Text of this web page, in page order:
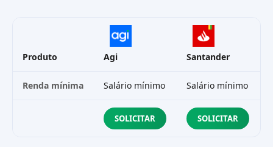
Produto Agi Santander
Renda mínima Salário mínimo Salário mínimo
SOLICITAR SOLICITAR